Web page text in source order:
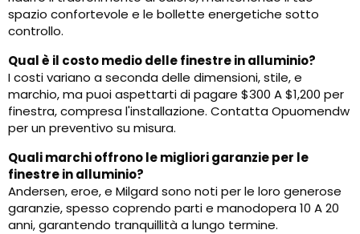
spazio confortevole e le bollette energetiche sotto
controllo.
Qual è il costo medio delle finestre in alluminio?
I costi variano a seconda delle dimensioni, stile, e
marchio, ma puoi aspettarti di pagare $300 A $1,200 per
finestra, compresa l'installazione. Contatta Opuomendw
per un preventivo su misura.
Quali marchi offrono le migliori garanzie per le
finestre in alluminio?
Andersen, eroe, e Milgard sono noti per le loro generose
garanzie, spesso coprendo parti e manodopera 10 A 20
anni, garantendo tranquillità a lungo termine.